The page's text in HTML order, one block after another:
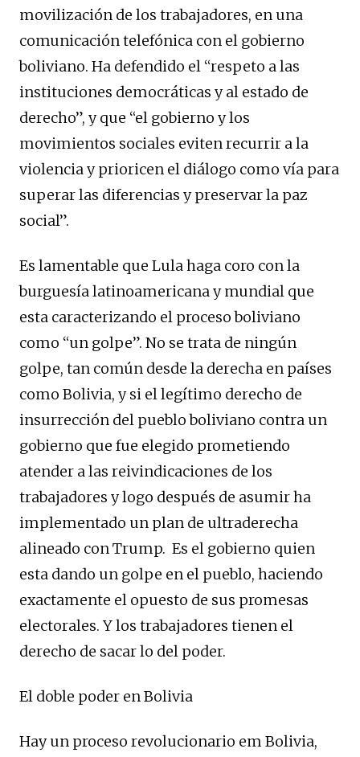
movilización de los trabajadores, en una
comunicación telefónica con el gobierno
boliviano. Ha defendido el “respeto a las
instituciones democráticas y al estado de
derecho”, y que “el gobierno y los
movimientos sociales eviten recurrir a la
violencia y prioricen el diálogo como vía para
superar las diferencias y preservar la paz
social”.
Es lamentable que Lula haga coro con la
burguesía latinoamericana y mundial que
esta caracterizando el proceso boliviano
como “un golpe”. No se trata de ningún
golpe, tan común desde la derecha en países
como Bolivia, y si el legítimo derecho de
insurrección del pueblo boliviano contra un
gobierno que fue elegido prometiendo
atender a las reivindicaciones de los
trabajadores y logo después de asumir ha
implementado un plan de ultraderecha
alineado con Trump. Es el gobierno quien
esta dando un golpe en el pueblo, haciendo
exactamente el opuesto de sus promesas
electorales. Y los trabajadores tienen el
derecho de sacar lo del poder.
El doble poder en Bolivia
Hay un proceso revolucionario em Bolivia,